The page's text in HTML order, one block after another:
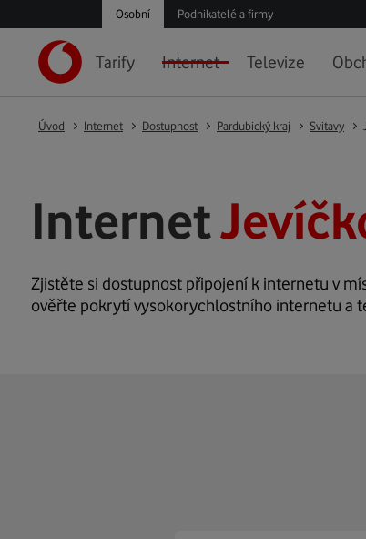
Osobní Podnikatelé a firmy
Tarify Internet Televize
Úvod Internet Dostupnost Pardubický kraj Svitavy
Internet
Zjistěte si dostupnost připojení k internetu v
ověřte pokrytí vysokorychlostního internetu a